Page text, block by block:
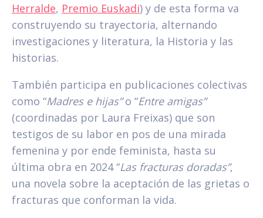
Herralde, Premio Euskadi) y de esta forma va
construyendo su trayectoria, alternando
investigaciones y literatura, la Historia y las
historias.
También participa en publicaciones colectivas
como “Madres e hijas”o “Entre amigas”
(coordinadas por Laura Freixas) que son
testigos de su labor en pos de una mirada
femenina y por ende feminista, hasta su
última obra en 2024 “Las fracturas doradas”,
una novela sobre la aceptación de las grietas o
fracturas que conforman la vida.